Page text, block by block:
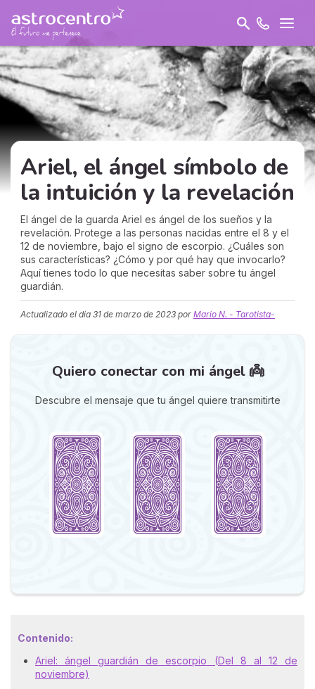
Ariel, el ángel símbolo de
la intuición y la revelación
El ángel de la guarda Ariel es ángel de los sueños y la
revelación. Protege a las personas nacidas entre el 8 y el
12 de noviembre, bajo el signo de escorpio. ¿Cuáles son
sus características? ¿Cómo y por qué hay que invocarlo?
Aquí tienes todo lo que necesitas saber sobre tu ángel
guardián.
Actualizado el día 31 de marzo de 2023 por Mario N. - Tarotista-
Quiero conectar con mi ángel 👼
Descubre el mensaje que tu ángel quiere transmitirte
Contenido:
Ariel: ángel guardián de escorpio (Del 8 al 12 de
noviembre)